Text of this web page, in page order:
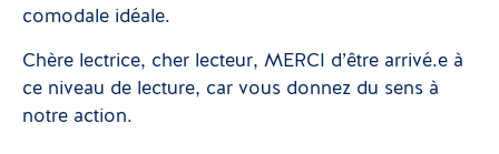
comodale idéale.
Chère lectrice, cher lecteur, MERCI d’être arrivé.e à
ce niveau de lecture, car vous donnez du sens à
notre action.